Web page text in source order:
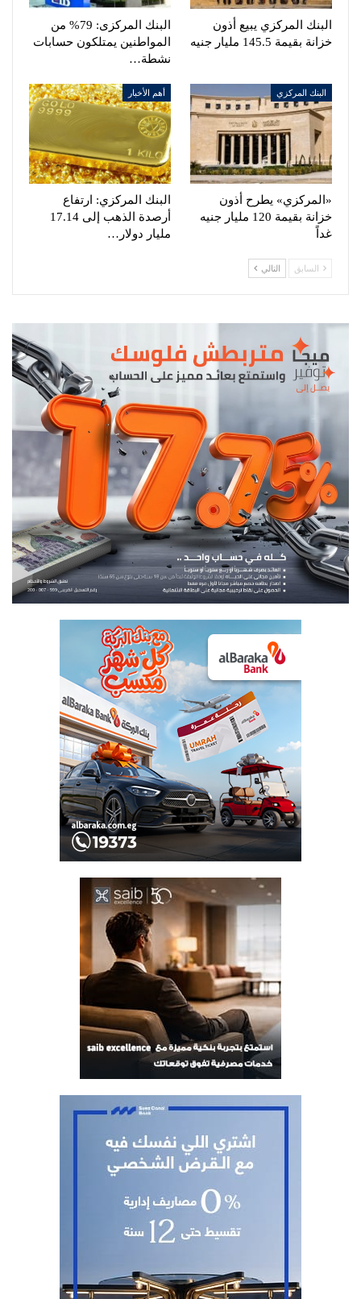
البنك المركزي يبيع أذون
خزانة بقيمة 145.5 مليار جنيه
البنك المركزى: 79% من
المواطنين يمتلكون حسابات
نشطة…
البنك المركزي
«المركزي» يطرح أذون
خزانة بقيمة 120 مليار جنيه
غداً
أهم الأخبار
البنك المركزي: ارتفاع
أرصدة الذهب إلى 17.14
مليار دولار…
السابق التالي